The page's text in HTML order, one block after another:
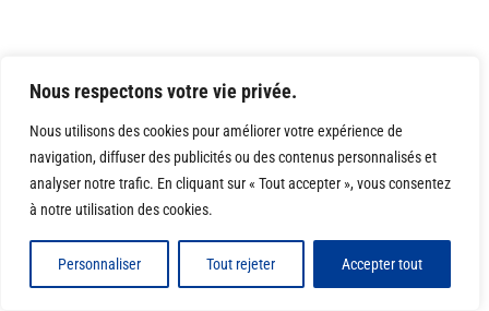
Nous respectons votre vie privée.
Nous utilisons des cookies pour améliorer votre expérience de
navigation, diffuser des publicités ou des contenus personnalisés et
analyser notre trafic. En cliquant sur « Tout accepter », vous consentez
à notre utilisation des cookies.
Personnaliser Tout rejeter Accepter tout